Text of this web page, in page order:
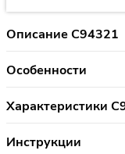
Описание C94321
Особенности
Характеристики
Инструкции